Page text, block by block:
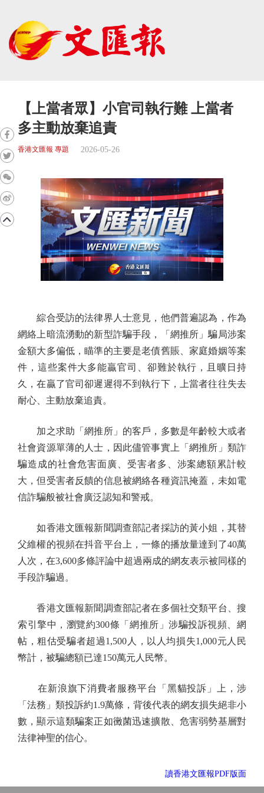
【上當者眾】小官司執行難 上當者
多主動放棄追責
香港文匯報 專題 2026-05-26
綜合受訪的法律界人士意見，他們普遍認為，作為
網絡上暗流湧動的新型詐騙手段，「網推所」騙局涉案
金額大多偏低，瞄準的主要是老債舊賬、家庭婚姻等案
件，這些案件大多能贏官司、卻難於執行，且曠日持
久，在贏了官司卻遲遲得不到執行下，上當者往往失去
耐心、主動放棄追責。
加之求助「網推所」的客戶，多數是年齡較大或者
社會資源單薄的人士，因此儘管事實上「網推所」類詐
騙造成的社會危害面廣、受害者多、涉案總額累計較
大，但受害者反饋的信息被網絡各種資訊掩蓋，未如電
信詐騙般被社會廣泛認知和警戒。
如香港文匯報新聞調查部記者採訪的黃小姐，其替
父維權的視頻在抖音平台上，一條的播放量達到了40萬
人次，在3,600多條評論中超過兩成的網友表示被同樣的
手段詐騙過。
香港文匯報新聞調查部記者在多個社交類平台、搜
索引擎中，瀏覽約300條「網推所」涉騙投訴視頻、網
帖，粗估受騙者超過1,500人，以人均損失1,000元人民
幣計，被騙總額已達150萬元人民幣。
在新浪旗下消費者服務平台「黑貓投訴」上，涉
「法務」類投訴約1.9萬條，背後代表的網友損失絕非小
數，顯示這類騙案正如黴菌迅速擴散、危害弱勢基層對
法律神聖的信心。
讀香港文匯報PDF版面